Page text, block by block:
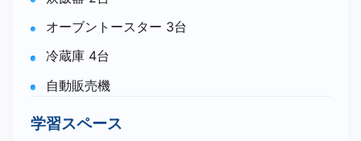
オーブントースター 3台
冷蔵庫 4台
自動販売機
学習スペース